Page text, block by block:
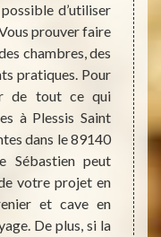
d’utiliser
prouver faire
chambres, des
pratiques. Pour
de tout ce qui
à Plessis Saint
dans le 89140
Sébastien peut
votre projet en
et cave en
De plus, si la
que
sont
pas